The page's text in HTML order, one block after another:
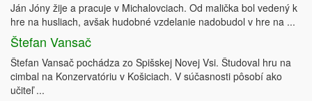
Ján Jóny žije a pracuje v Michalovciach. Od malička bol vedený k
hre na husliach, avšak hudobné vzdelanie nadobudol v hre na ...
Štefan Vansač
Štefan Vansač pochádza zo Spišskej Novej Vsi. Študoval hru na
cimbal na Konzervatóriu v Košiciach. V súčasnosti pôsobí ako
učiteľ ...